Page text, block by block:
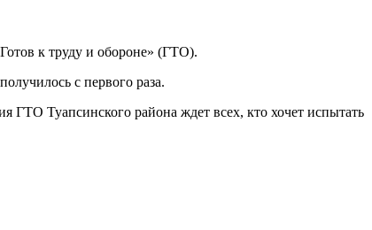
к труду и обороне» (ГТО).
с первого раза.
ГТО Туапсинского района ждет всех, кто хочет испытать